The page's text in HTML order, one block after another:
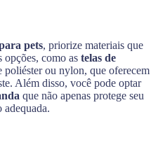
pets, priorize materiais que
opções, como as telas de
poliéster ou nylon, que oferecem
Além disso, você pode optar
que não apenas protege seu
adequada.